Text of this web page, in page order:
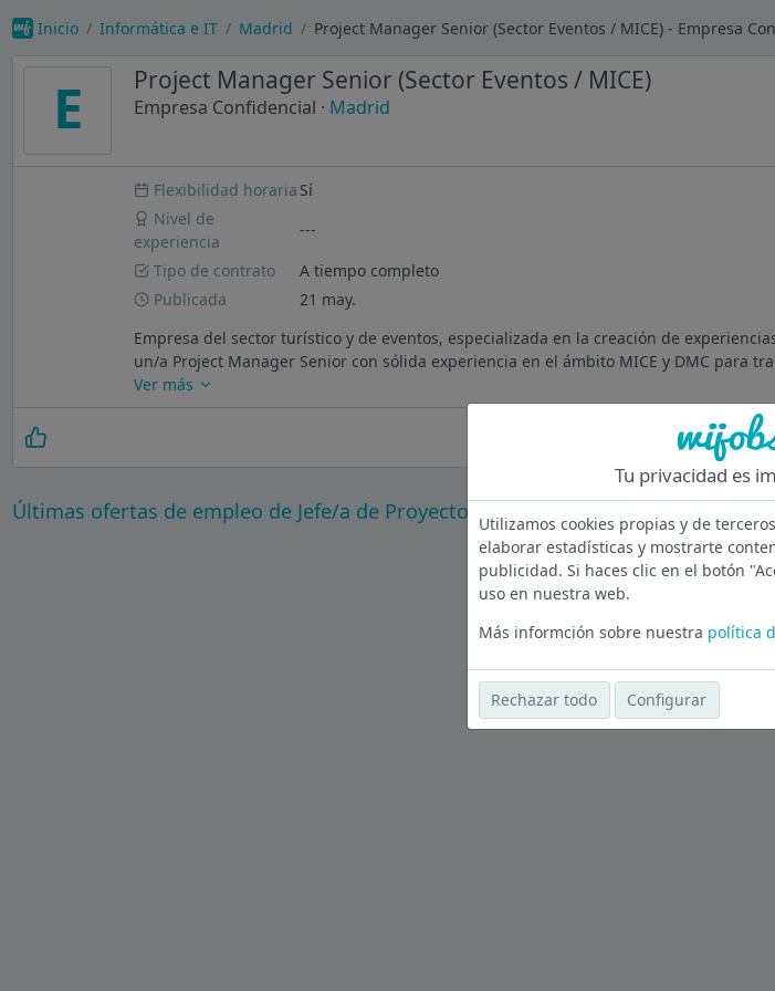
Inicio Informática e IT Madrid Project Manager Senior (Sector Eventos / MICE) - Empresa
E Project Manager Senior (Sector Eventos / MICE)
Empresa Confidencial · Madrid
Flexibilidad horaria Sí
Nivel de
experiencia
---
Tipo de contrato
A tiempo completo
Publicada
21 may.
Empresa del sector turístico y de eventos, especializada en la creación de
un/a Project Manager Senior con sólida experiencia en el ámbito MICE y DMC para
Ver más
Últimas ofertas de empleo de Jefe/a de Proyectos en Madrid
Ver más ofertas
Tu privacidad es
Utilizamos cookies propias y de
elaborar estadísticas y mostrarte
publicidad. Si haces clic en el botón
uso en nuestra web.
Más informción sobre nuestra política
Rechazar todo Configurar